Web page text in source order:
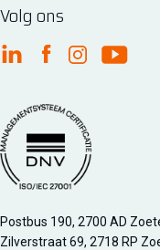
Volg ons
FME Linkedin
FME Facebook
FME FME
Managementsyteem
Postbus 190, 2700 AD
Zilverstraat 69, 2718 RP